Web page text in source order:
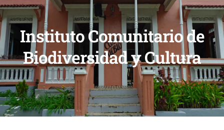
Instituto Comunitario de
Biodiversidad y Cultura